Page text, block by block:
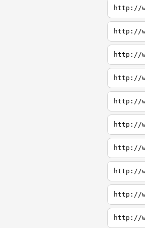
http://
http://
http://
http://
http://
http://
http://
http://
http://
http://